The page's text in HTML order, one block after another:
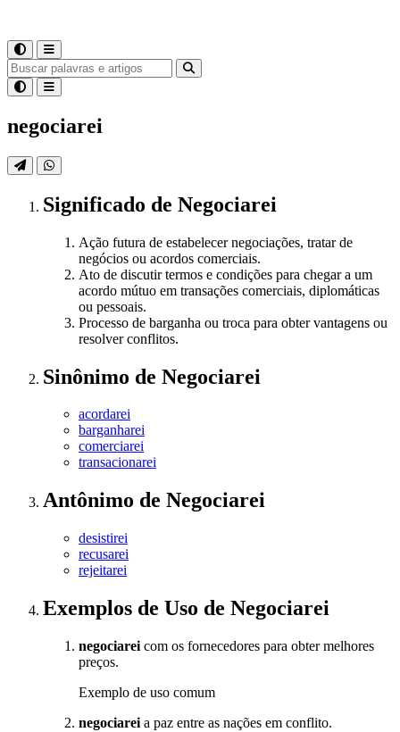
negociarei
Significado de Negociarei
Ação futura de estabelecer negociações, tratar de
negócios ou acordos comerciais.
Ato de discutir termos e condições para chegar a um
acordo mútuo em transações comerciais, diplomáticas
ou pessoais.
Processo de barganha ou troca para obter vantagens ou
resolver conflitos.
Sinônimo de Negociarei
acordarei
barganharei
comerciarei
transacionarei
Antônimo de Negociarei
desistirei
recusarei
rejeitarei
Exemplos de Uso de Negociarei
negociarei com os fornecedores para obter melhores
preços.
Exemplo de uso comum
negociarei a paz entre as nações em conflito.